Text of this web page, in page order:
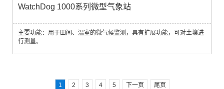
WatchDog 1000系列微型气象站
主要功能：用于田间、温室的微气候监测，具有扩展功能，可对土壤进
行测量。
1 2 3 4 5 下一页 尾页